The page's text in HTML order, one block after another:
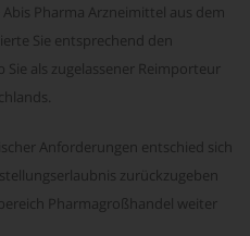
Pharma Arzneimittel aus dem
Sie entsprechend den
als zugelassener Reimporteur
Anforderungen entschied sich
zurückzugeben
Pharmagroßhandel weiter